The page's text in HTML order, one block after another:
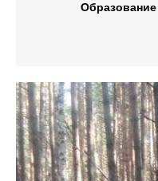
Образование